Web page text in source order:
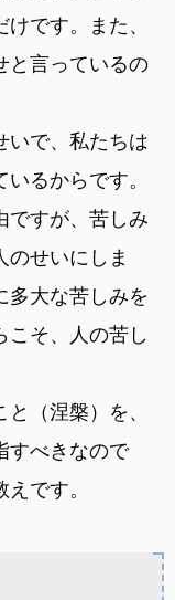
です。また、
と言っているの
いで、私たちは
るからです。
ですが、苦しみ
のせいにしま
多大な苦しみを
こそ、人の苦し
（涅槃）を、
すべきなので
です。